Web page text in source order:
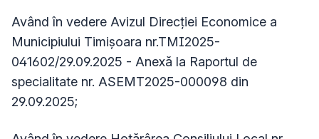
Având în vedere Avizul Direcției Economice a
Municipiului Timișoara nr.TMI2025-
041602/29.09.2025 - Anexă la Raportul de
specialitate nr. ASEMT2025-000098 din
29.09.2025;